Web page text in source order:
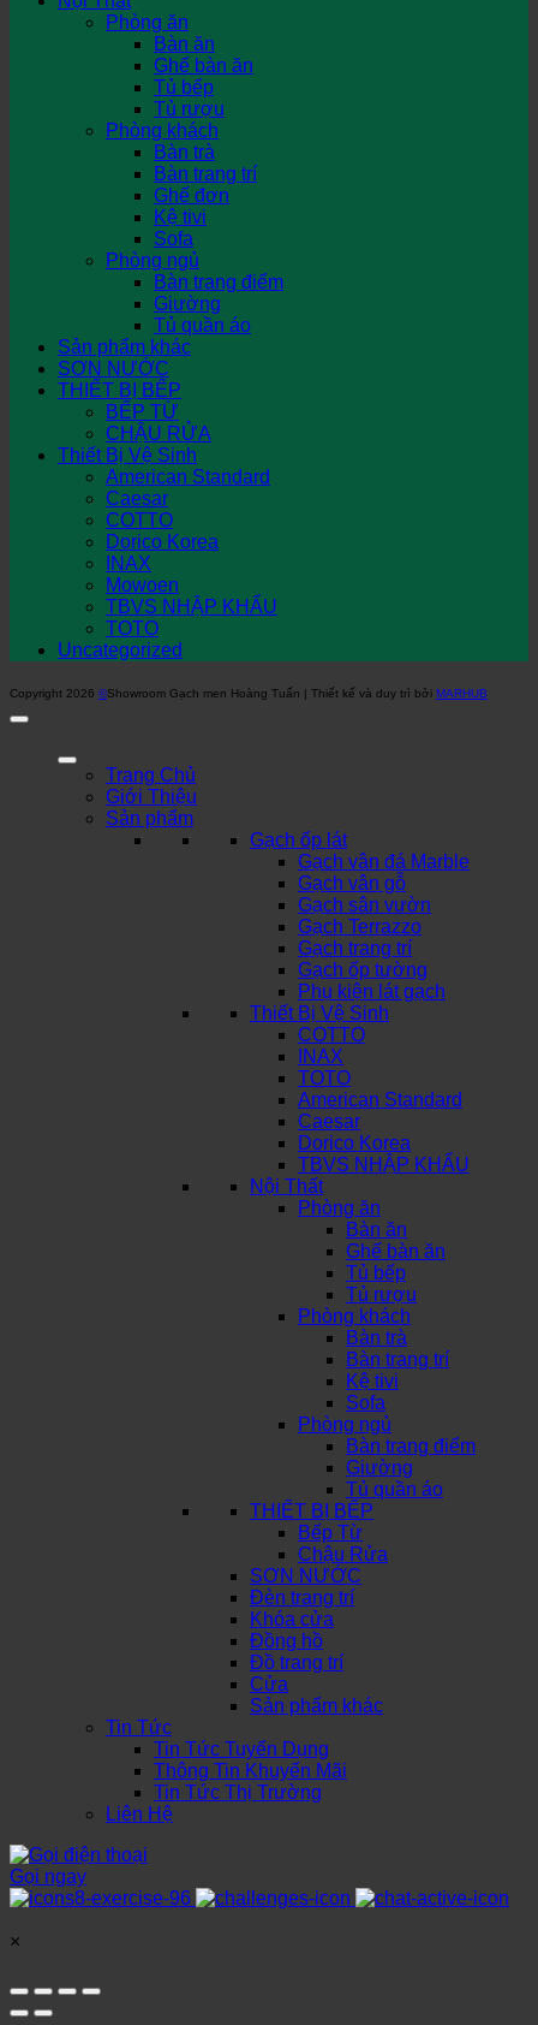
Phòng ăn
Bàn ăn
Ghế bàn ăn
Tủ bếp
Tủ rượu
Phòng khách
Bàn trà
Bàn trang trí
Ghế đơn
Kệ tivi
Sofa
Phòng ngủ
Bàn trang điểm
Giường
Tủ quần áo
Sản phẩm khác
SƠN NƯỚC
THIẾT BỊ BẾP
BẾP TỪ
CHẬU RỬA
Thiết Bị Vệ Sinh
American Standard
Caesar
COTTO
Dorico Korea
INAX
Mowoen
TBVS NHẬP KHẨU
TOTO
Uncategorized
Copyright 2026 ©Showroom Gạch men Hoàng Tuấn | Thiết kế và duy trì bởi MARHUB
Trang Chủ
Giới Thiệu
Sản phẩm
Gạch ốp lát
Gạch vân đá Marble
Gạch vân gỗ
Gạch sân vườn
Gạch Terrazzo
Gạch trang trí
Gạch ốp tường
Phụ kiện lát gạch
Thiết Bị Vệ Sinh
COTTO
INAX
TOTO
American Standard
Caesar
Dorico Korea
TBVS NHẬP KHẨU
Nội Thất
Phòng ăn
Bàn ăn
Ghế bàn ăn
Tủ bếp
Tủ rượu
Phòng khách
Bàn trà
Bàn trang trí
Kệ tivi
Sofa
Phòng ngủ
Bàn trang điểm
Giường
Tủ quần áo
THIẾT BỊ BẾP
Bếp Từ
Chậu Rửa
SƠN NƯỚC
Đèn trang trí
Khóa cửa
Đồng hồ
Đồ trang trí
Cửa
Sản phẩm khác
Tin Tức
Tin Tức Tuyển Dụng
Thông Tin Khuyến Mãi
Tin Tức Thị Trường
Liên Hệ
Gọi ngay
×